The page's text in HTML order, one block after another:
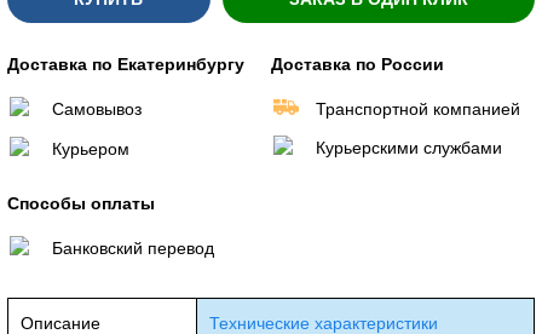
Доставка по Екатеринбургу
Самовывоз
Курьером
Доставка по России
Транспортной компанией
Курьерскими службами
Способы оплаты
Банковский перевод
Описание Технические характеристики